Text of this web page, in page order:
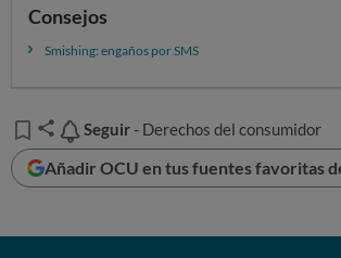
Consejos
Smishing: engaños por SMS
Seguir
Seguir - Derechos del consumidor
Añadir OCU en tus fuentes favoritas